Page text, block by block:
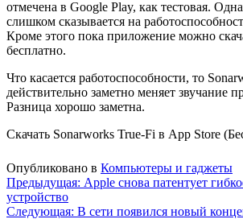
отмечена в Google Play, как тестовая.
слишком сказывается на
Кроме этого пока приложение можно
бесплатно.
Что касается работоспособности, то
действительно заметно меняет звучание
Разница хорошо заметна.
Скачать Sonarworks True-Fi в App Store
Опубликовано в Компьютеры и гаджеты
Навигация
по
Предыдущая: Apple снова патентует
устройство
Следующая: В сети появился новый